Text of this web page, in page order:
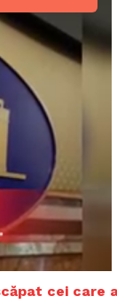
noi / Echipa
editoriale
cei care